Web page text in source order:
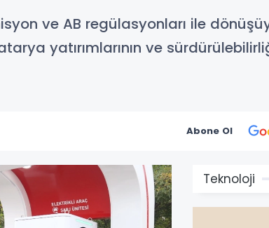
ve AB regülasyonları ile
yatırımlarının ve
Abone Ol
Teknoloji